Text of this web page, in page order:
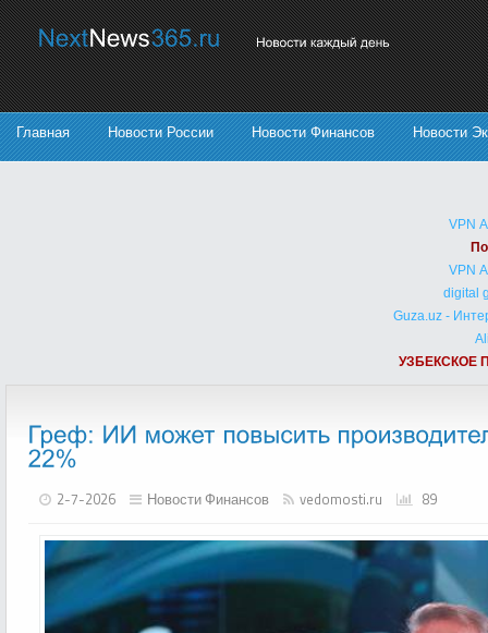
Главная Новости России Новости Финансов Новости
VPN
VPN
digital
Guza.uz -
УЗБЕКСКОЕ
2-7-2026 Новости Финансов vedomosti.ru 89